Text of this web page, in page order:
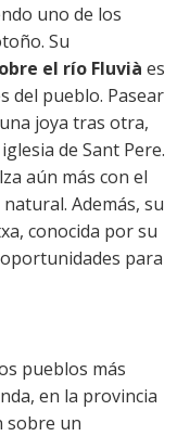
uno de los
Su
el río Fluvià es
del pueblo. Pasear
joya tras otra,
de Sant Pere.
aún más con el
Además, su
conocida por su
para
pueblos más
en la provincia
sobre un